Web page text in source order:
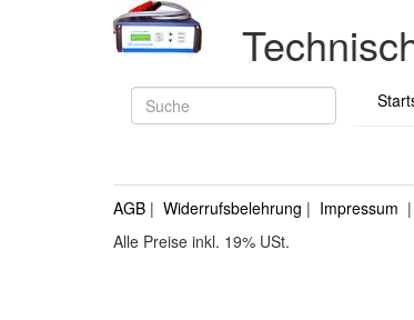
AGB | Widerrufsbelehrung | Impressum |
Alle Preise inkl. 19% USt.